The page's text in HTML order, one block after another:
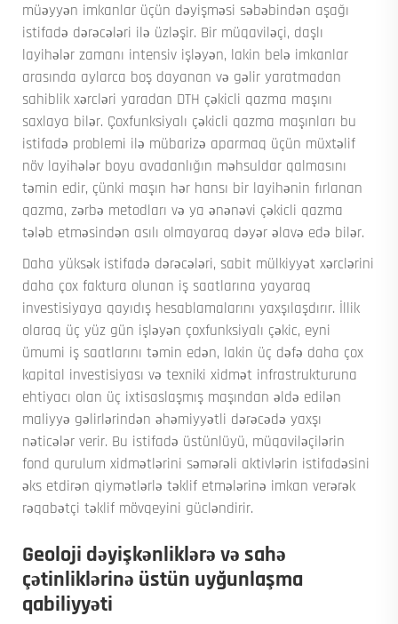
müəyyən imkanlar üçün dəyişməsi səbəbindən aşağı
istifadə dərəcələri ilə üzləşir. Bir müqaviləçi, daşlı
layihələr zamanı intensiv işləyən, lakin belə imkanlar
arasında aylarca boş dayanan və gəlir yaratmadan
sahiblik xərcləri yaradan DTH çəkicli qazma maşını
saxlaya bilər. Çoxfunksiyalı çəkicli qazma maşınları bu
istifadə problemi ilə mübarizə aparmaq üçün müxtəlif
növ layihələr boyu avadanlığın məhsuldar qalmasını
təmin edir, çünki maşın hər hansı bir layihənin fırlanan
qazma, zərbə metodları və ya ənənəvi çəkicli qazma
tələb etməsindən asılı olmayaraq dəyər əlavə edə bilər.
Daha yüksək istifadə dərəcələri, sabit mülkiyyət xərclərini
daha çox faktura olunan iş saatlarına yayaraq
investisiyaya qayıdış hesablamalarını yaxşılaşdırır. İllik
olaraq üç yüz gün işləyən çoxfunksiyalı çəkic, eyni
ümumi iş saatlarını təmin edən, lakin üç dəfə daha çox
kapital investisiyası və texniki xidmət infrastrukturuna
ehtiyacı olan üç ixtisaslaşmış maşından əldə edilən
maliyyə gəlirlərindən əhəmiyyətli dərəcədə yaxşı
nəticələr verir. Bu istifadə üstünlüyü, müqaviləçilərin
fond qurulum xidmətlərini səmərəli aktivlərin istifadəsini
əks etdirən qiymətlərlə təklif etmələrinə imkan verərək
rəqabətçi təklif mövqeyini gücləndirir.
Geoloji dəyişkənliklərə və sahə
çətinliklərinə üstün uyğunlaşma
qabiliyyəti